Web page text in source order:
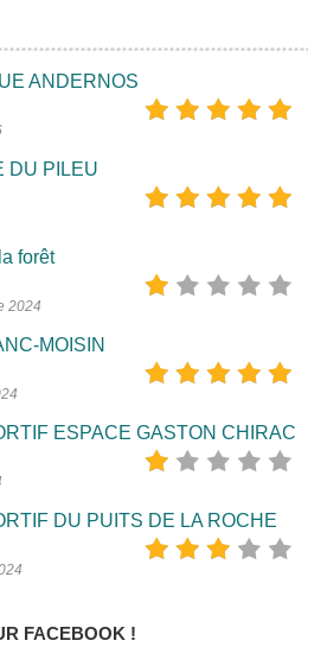
ANDERNOS
DU PILEU
forêt
2024
MOISIN
ESPACE GASTON CHIRAC
DU PUITS DE LA ROCHE
FACEBOOK !